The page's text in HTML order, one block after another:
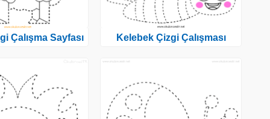
Çalışma Sayfası Kelebek Çizgi Çalışması